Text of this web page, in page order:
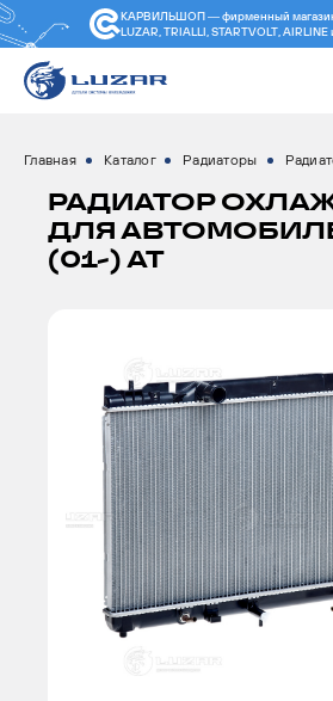
КАРВИЛЬШОП — фирменный
LUZAR, TRIALLI, STARTVOLT,
Главная Каталог Радиаторы
РАДИАТОР
ДЛЯ
(01-) AT